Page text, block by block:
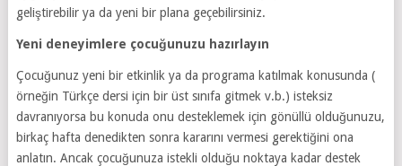
geliştirebilir ya da yeni bir plana geçebilirsiniz.
Yeni deneyimlere çocuğunuzu hazırlayın
Çocuğunuz yeni bir etkinlik ya da programa katılmak konusunda (
örneğin Türkçe dersi için bir üst sınıfa gitmek v.b.) isteksiz
davranıyorsa bu konuda onu desteklemek için gönüllü olduğunuzu,
birkaç hafta denedikten sonra kararını vermesi gerektiğini ona
anlatın. Ancak çocuğunuza istekli olduğu noktaya kadar destek